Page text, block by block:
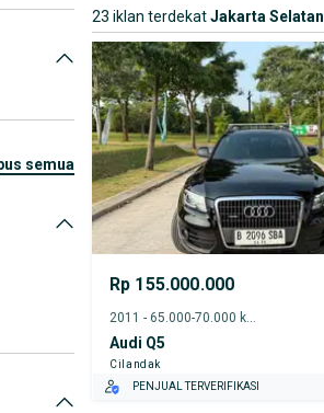
semua
23 iklan terdekatJakarta Selatan
Rp 155.000.000
Audi Q5
Cilandak
PENJUAL TERVERIFIKASI